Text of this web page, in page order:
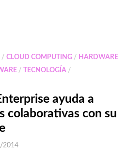
/ CLOUD COMPUTING/ HARDWARE
/ TECNOLOGÍA/
ayuda a
colaborativas con su
2014